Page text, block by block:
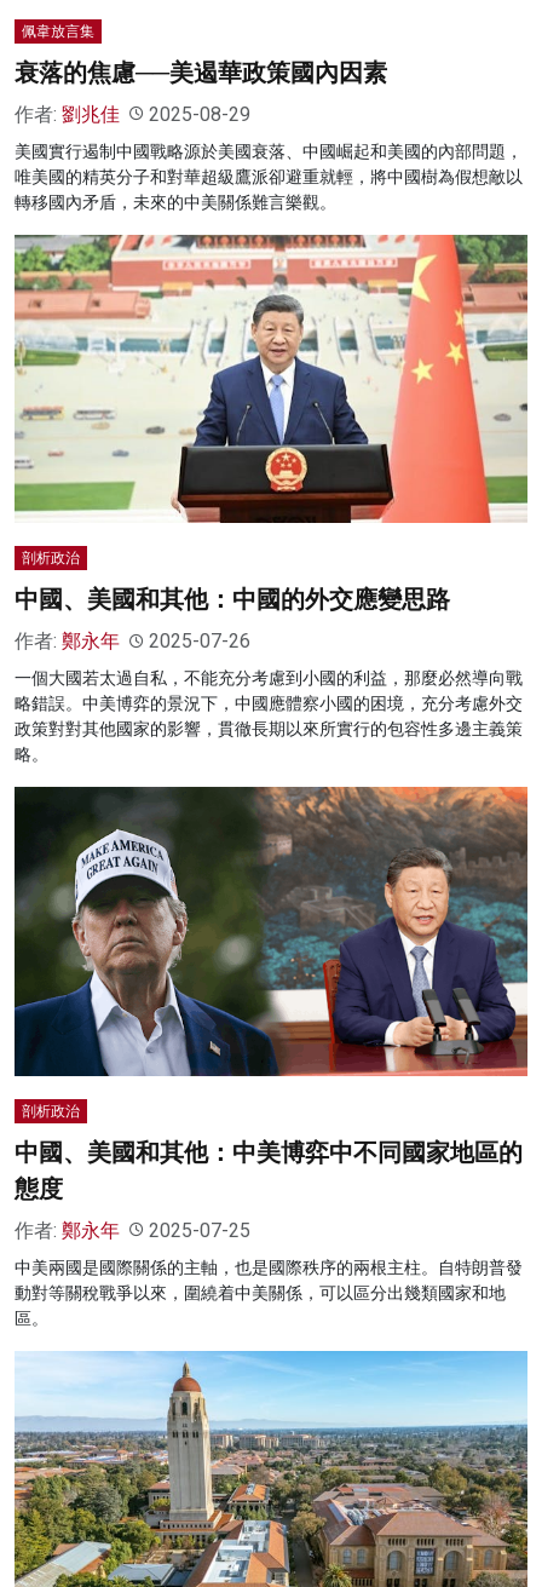
佩韋放言集
衰落的焦慮──美遏華政策國內因素
作者: 劉兆佳 2025-08-29
美國實行遏制中國戰略源於美國衰落、中國崛起和美國的內部問題，
唯美國的精英分子和對華超級鷹派卻避重就輕，將中國樹為假想敵以
轉移國內矛盾，未來的中美關係難言樂觀。
剖析政治
中國、美國和其他：中國的外交應變思路
作者: 鄭永年 2025-07-26
一個大國若太過自私，不能充分考慮到小國的利益，那麼必然導向戰
略錯誤。中美博弈的景況下，中國應體察小國的困境，充分考慮外交
政策對對其他國家的影響，貫徹長期以來所實行的包容性多邊主義策
略。
剖析政治
中國、美國和其他：中美博弈中不同國家地區的
態度
作者: 鄭永年 2025-07-25
中美兩國是國際關係的主軸，也是國際秩序的兩根主柱。自特朗普發
動對等關稅戰爭以來，圍繞着中美關係，可以區分出幾類國家和地
區。